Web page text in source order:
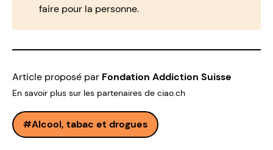
faire pour la personne.
Article proposé par Fondation Addiction Suisse
En savoir plus sur les partenaires de ciao.ch
Alcool, tabac et drogues